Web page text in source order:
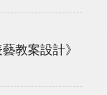
教案設計》